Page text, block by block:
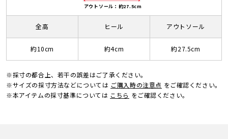
アウトソール：約27.5cm
全高
約10cm
ヒール
約4cm
アウトソール
約27.5cm
※採寸の都合上、若干の誤差はご了承ください。
※サイズの採寸方法などについては ご購入時の注意点 をご確認ください。
※本アイテムの採寸基準については こちら をご確認ください。